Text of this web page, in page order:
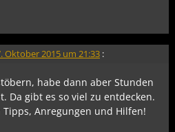
Oktober 2015 um 21:33 :
habe dann aber Stunden
Da gibt es so viel zu entdecken.
Anregungen und Hilfen!